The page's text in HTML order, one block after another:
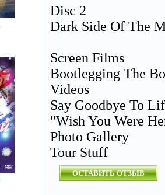
Disc 2
Dark Side Of The
Screen Films
Bootlegging The
Videos
Say Goodbye To
"Wish You Were
Photo Gallery
Tour Stuff
ОСТАВИТЬ ОТЗЫВ